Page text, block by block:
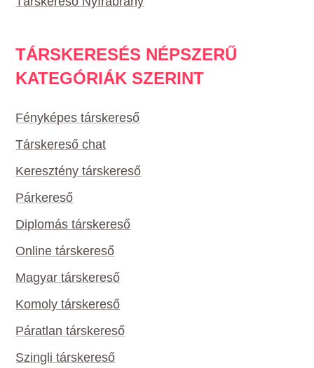
TÁRSKERESÉS NÉPSZERŰ
KATEGÓRIÁK SZERINT
Fényképes társkereső
Társkereső chat
Keresztény társkereső
Párkereső
Diplomás társkereső
Online társkereső
Magyar társkereső
Komoly társkereső
Páratlan társkereső
Szingli társkereső